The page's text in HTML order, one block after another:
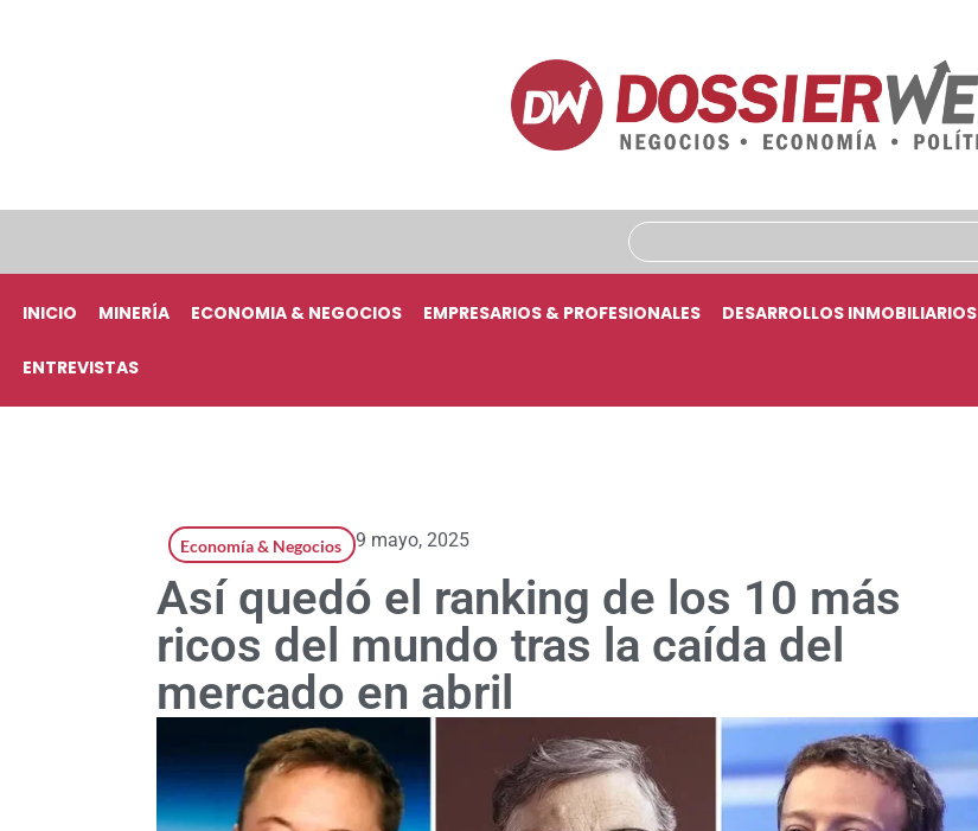
INICIO MINERÍA ECONOMIA & NEGOCIOS EMPRESARIOS & PROFESIONALES DESARROLLOS INMOBILIARIOS
ENTREVISTAS
Economía & Negocios 9 mayo, 2025
Así quedó el ranking de los 10 más
ricos del mundo tras la caída del
mercado en abril